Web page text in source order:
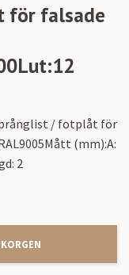
för falsade
/ fotplåt för
(mm):A:
2